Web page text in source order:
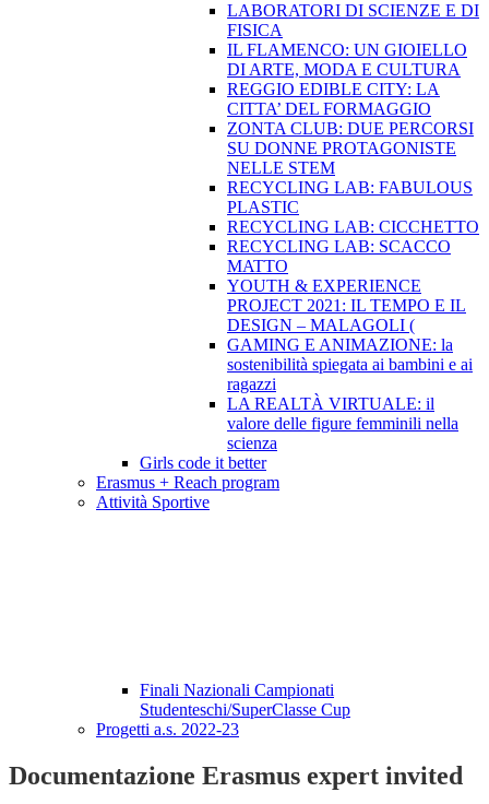
LABORATORI DI SCIENZE E DI
FISICA
IL FLAMENCO: UN GIOIELLO
DI ARTE, MODA E CULTURA
REGGIO EDIBLE CITY: LA
CITTA’ DEL FORMAGGIO
ZONTA CLUB: DUE PERCORSI
SU DONNE PROTAGONISTE
NELLE STEM
RECYCLING LAB: FABULOUS
PLASTIC
RECYCLING LAB: CICCHETTO
RECYCLING LAB: SCACCO
MATTO
YOUTH & EXPERIENCE
PROJECT 2021: IL TEMPO E IL
DESIGN – MALAGOLI (
GAMING E ANIMAZIONE: la
sostenibilità spiegata ai bambini e ai
ragazzi
LA REALTÀ VIRTUALE: il
valore delle figure femminili nella
scienza
Girls code it better
Erasmus + Reach program
Attività Sportive
Finali Nazionali Campionati
Studenteschi/SuperClasse Cup
Progetti a.s. 2022-23
Documentazione Erasmus expert invited